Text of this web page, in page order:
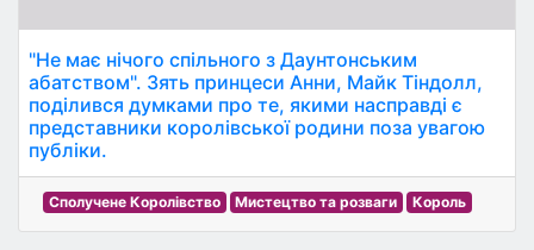
"Не має нічого спільного з Даунтонським
абатством". Зять принцеси Анни, Майк Тіндолл,
поділився думками про те, якими насправді є
представники королівської родини поза увагою
публіки.
Сполучене Королівство Мистецтво та розваги Король